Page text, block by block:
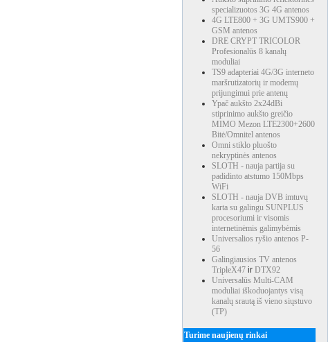
specializuotos 3G 4G antenos
4G LTE800 + 3G UMTS900 +
GSM antenos
DRE CRYPT TRICOLOR
Profesionalūs 8 kanalų
moduliai
TS9 adapteriai 4G/3G interneto
maršrutizatorių ir modemų
prijungimui prie antenų
Ypač aukšto 2x24dBi
stiprinimo aukšto greičio
MIMO Mezon LTE2300+2600
Bitė/Omnitel antenos
Omni stiklo pluošto
nekryptinės antenos
SLOTH - nauja partija su
padidinto atstumo 150Mbps
WiFi
SLOTH - nauja DVB imtuvų
karta su galingu SUNPLUS
procesoriumi ir visomis
internetinėmis galimybėmis
Universalios ryšio antenos P-
56
Galingiausios TV antenos
TripleX47 ir DTX92
Universalūs Multi-CAM
moduliai iškoduojantys visą
kanalų srautą iš vieno siųstuvo
(TP)
Turime naujienų rinkai